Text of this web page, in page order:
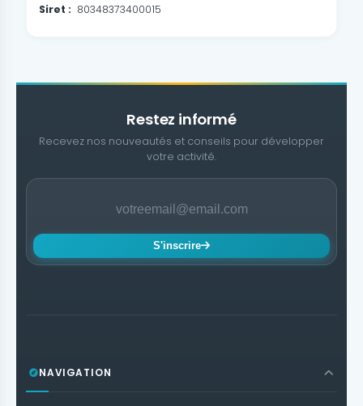
Siret : 80348373400015
Restez informé
Recevez nos nouveautés et conseils pour développer
votre activité.
S'inscrire
NAVIGATION